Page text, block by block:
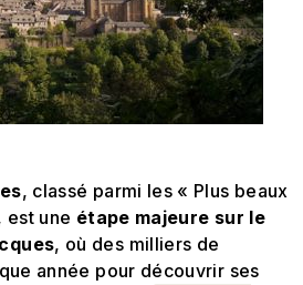
, classé parmi les « Plus beaux
est une étape majeure sur le
, où des milliers de
année pour découvrir ses